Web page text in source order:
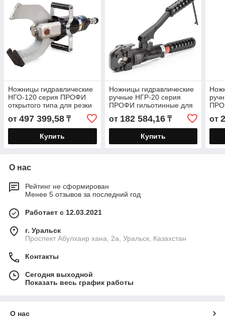
Ножницы гидравлические
НГО-120 серия ПРОФИ
открытого типа для резки
бронированных кабелей
от 497 399,58 ₸
Купить
Ножницы гидравлические
ручные НГР-20 серия
ПРОФИ гильотинные для
резки кабелей, тросов и
проводов со стальным
от 182 584,16₸
Купить
от
О нас
Рейтинг не сформирован
Менее 5 отзывов за последний год
Работает с 12.03.2021
г. Уральск
Проспект Абулхаир хана, 2а, Уральск, Казахстан
Контакты
Сегодня выходной
Показать весь график работы
О нас